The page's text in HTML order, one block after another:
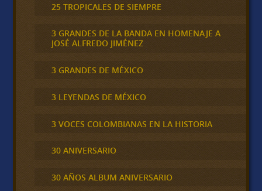
25 TROPICALES DE SIEMPRE
3 GRANDES DE LA BANDA EN HOMENAJE A
JOSÉ ALFREDO JIMÉNEZ
3 GRANDES DE MÉXICO
3 LEYENDAS DE MÉXICO
3 VOCES COLOMBIANAS EN LA HISTORIA
30 ANIVERSARIO
30 AÑOS ALBUM ANIVERSARIO